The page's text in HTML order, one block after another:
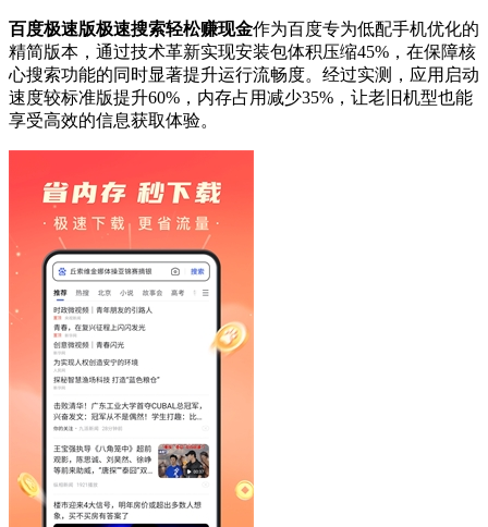
百度极速版极速搜索轻松赚现金作为百度专为低配手机优化的
精简版本，通过技术革新实现安装包体积压缩45%，在保障核
心搜索功能的同时显著提升运行流畅度。经过实测，应用启动
速度较标准版提升60%，内存占用减少35%，让老旧机型也能
享受高效的信息获取体验。